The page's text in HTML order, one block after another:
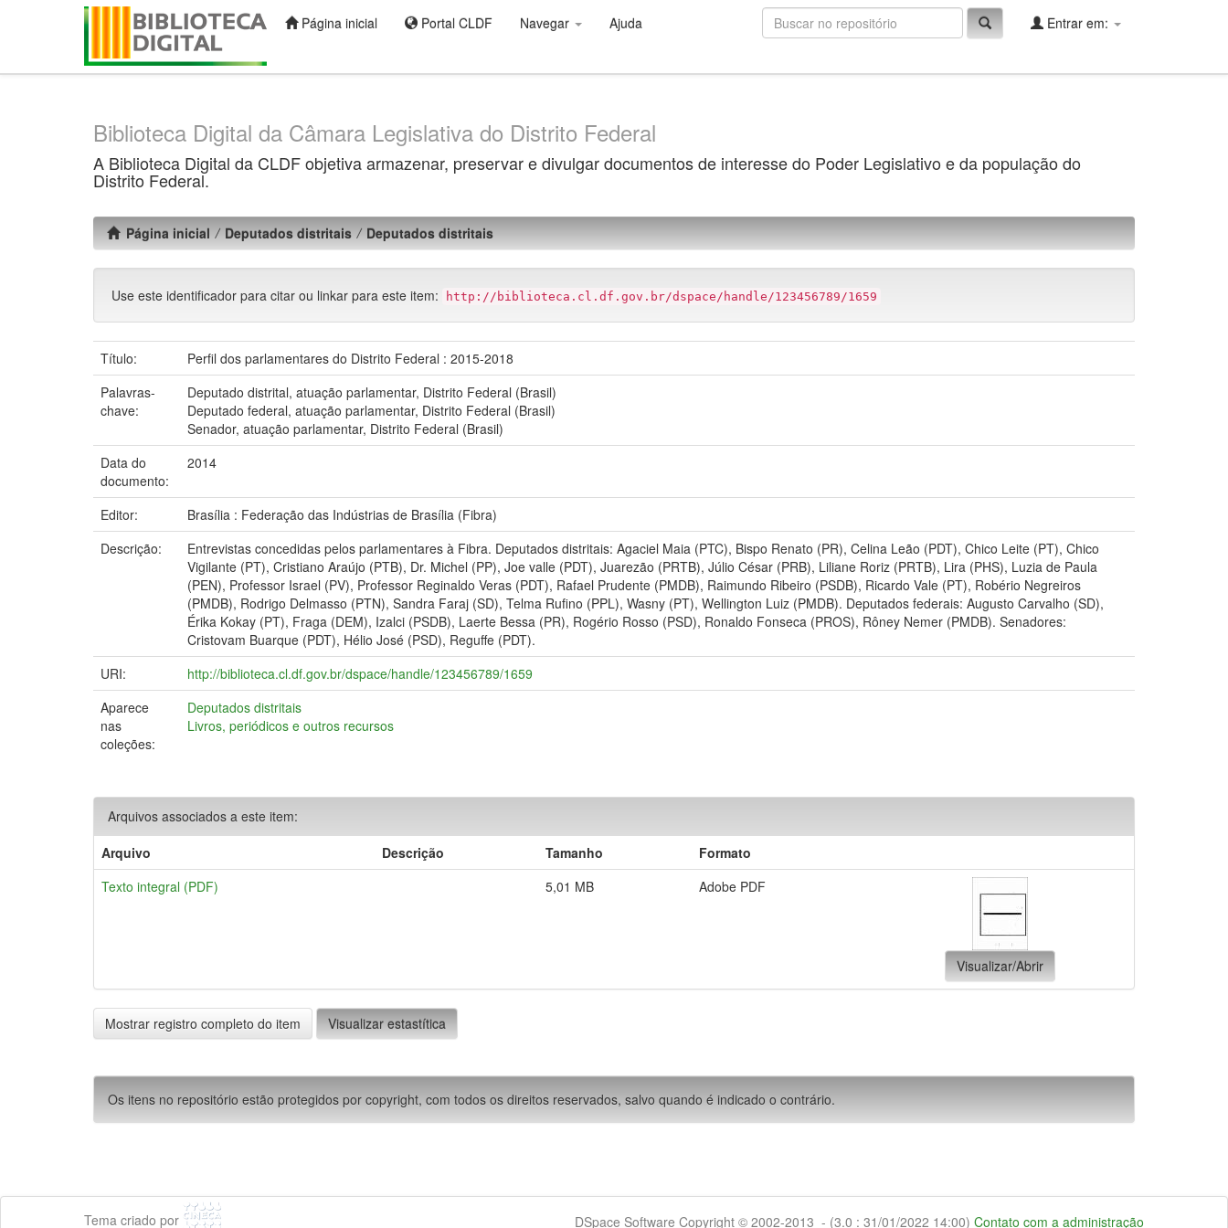
Página inicial Portal CLDF Navegar Ajuda Entrar em:
Biblioteca Digital da Câmara Legislativa do Distrito Federal
A Biblioteca Digital da CLDF objetiva armazenar, preservar e divulgar documentos de interesse do Poder Legislativo e da população do
Distrito Federal.
Página inicial Deputados distritais Deputados distritais
Use este identificador para citar ou linkar para este item: http://biblioteca.cl.df.gov.br/dspace/handle/123456789/1659
Título:
Perfil dos parlamentares do Distrito Federal : 2015-2018
Palavras-
chave:
Deputado distrital, atuação parlamentar, Distrito Federal (Brasil)
Deputado federal, atuação parlamentar, Distrito Federal (Brasil)
Senador, atuação parlamentar, Distrito Federal (Brasil)
Data do
documento:
2014
Editor:
Brasília : Federação das Indústrias de Brasília (Fibra)
Descrição:
Entrevistas concedidas pelos parlamentares à Fibra. Deputados distritais: Agaciel Maia (PTC), Bispo Renato (PR), Celina Leão (PDT), Chico Leite (PT), Chico
Vigilante (PT), Cristiano Araújo (PTB), Dr. Michel (PP), Joe valle (PDT), Juarezão (PRTB), Júlio César (PRB), Liliane Roriz (PRTB), Lira (PHS), Luzia de Paula
(PEN), Professor Israel (PV), Professor Reginaldo Veras (PDT), Rafael Prudente (PMDB), Raimundo Ribeiro (PSDB), Ricardo Vale (PT), Robério Negreiros
(PMDB), Rodrigo Delmasso (PTN), Sandra Faraj (SD), Telma Rufino (PPL), Wasny (PT), Wellington Luiz (PMDB). Deputados federais: Augusto Carvalho (SD),
Érika Kokay (PT), Fraga (DEM), Izalci (PSDB), Laerte Bessa (PR), Rogério Rosso (PSD), Ronaldo Fonseca (PROS), Rôney Nemer (PMDB). Senadores:
Cristovam Buarque (PDT), Hélio José (PSD), Reguffe (PDT).
URI:
http://biblioteca.cl.df.gov.br/dspace/handle/123456789/1659
Aparece
nas
coleções:
Deputados distritais
Livros, periódicos e outros recursos
Arquivos associados a este item:
Arquivo
Descrição Tamanho
Formato
Texto integral (PDF)
5,01 MB Adobe PDF
Visualizar/Abrir
Mostrar registro completo do item Visualizar estastítica
Os itens no repositório estão protegidos por copyright, com todos os direitos reservados, salvo quando é indicado o contrário.
Tema criado por DSpace Software Copyright © 2002-2013 - (3.0 : 31/01/2022 14:00) Contato com a administração